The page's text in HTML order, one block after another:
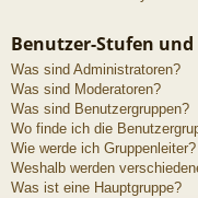
Benutzer-Stufen und
Was sind Administratoren?
Was sind Moderatoren?
Was sind Benutzergruppen?
Wo finde ich die
Wie werde ich Gruppenleiter?
Weshalb werden
Was ist eine Hauptgruppe?